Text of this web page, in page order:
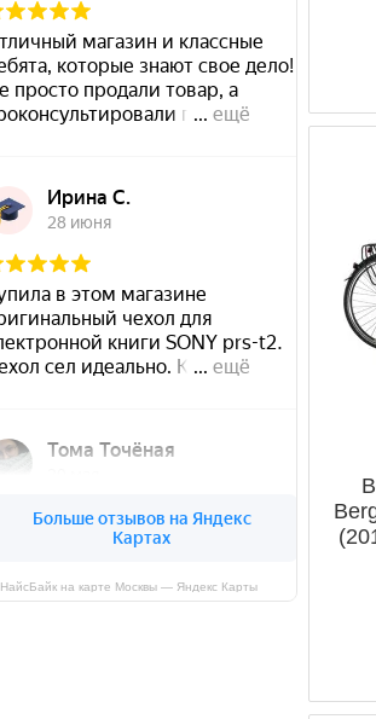
НайсБайк на карте Москвы — Яндекс Карты